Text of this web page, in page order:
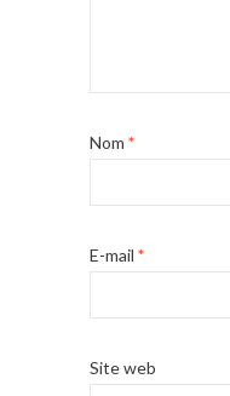
Nom *
E-mail *
Site web